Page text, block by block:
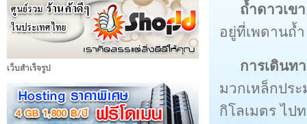
เว็บสำเร็จรูป
ถ้ำดาวเข
อยู่ที่เพดานถ้
การเดินท
มวกเหล็กปร
กิโลเมตร ไป